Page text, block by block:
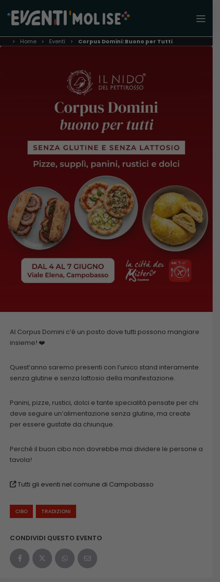
Home Eventi Corpus Domini: Buono per Tutti
Al Corpus Domini c’è un posto dove tutti possono mangiare
insieme! ❤️
Quest’anno saremo presenti con l’unico stand interamente
senza glutine e senza lattosio della manifestazione.
Panini, pizze, rustici, dolci e tante specialità pensate per chi
deve seguire un’alimentazione senza glutine, ma create
per essere gustate da chiunque.
Perché il buon cibo non dovrebbe mai dividere le persone a
tavola!
Tutti gli eventi nel comune di Campobasso
CIBO TRADIZIONI
CONDIVIDI QUESTO EVENTO